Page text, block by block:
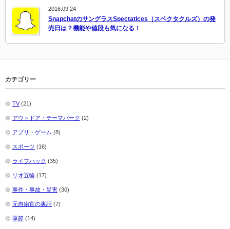
2016.09.24
SnapchatのサングラスSpectatlces（スペクタクルズ）の発
売日は？機能や値段も気になる！
カテゴリー
TV(21)
アウトドア・テーマパーク (2)
アプリ・ゲーム (8)
スポーツ (16)
ライフハック (35)
リオ五輪 (17)
事件・事故・災害 (30)
元自衛官の裏話 (7)
季節 (14)